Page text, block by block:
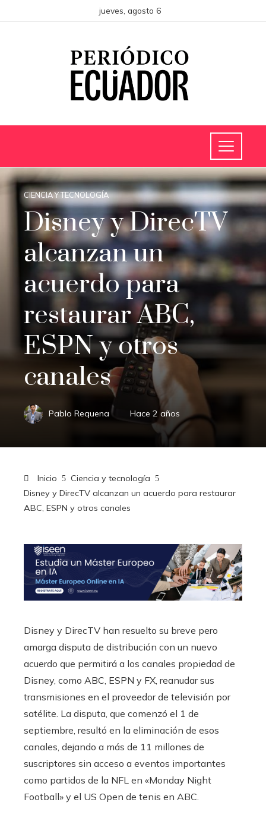
jueves, agosto 6
CIENCIA Y TECNOLOGÍA
Disney y DirecTV
alcanzan un
acuerdo para
restaurar ABC,
ESPN y otros
canales
Pablo Requena Hace 2 años
Inicio
Ciencia y tecnología
Disney y DirecTV alcanzan un acuerdo para restaurar
ABC, ESPN y otros canales
Disney y DirecTV han resuelto su breve pero
amarga disputa de distribución con un nuevo
acuerdo que permitirá a los canales propiedad de
Disney, como ABC, ESPN y FX, reanudar sus
transmisiones en el proveedor de televisión por
satélite. La disputa, que comenzó el 1 de
septiembre, resultó en la eliminación de esos
canales, dejando a más de 11 millones de
suscriptores sin acceso a eventos importantes
como partidos de la NFL en «Monday Night
Football» y el US Open de tenis en ABC.